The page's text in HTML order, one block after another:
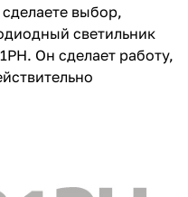
выбор,
светильник
Он сделает работу,